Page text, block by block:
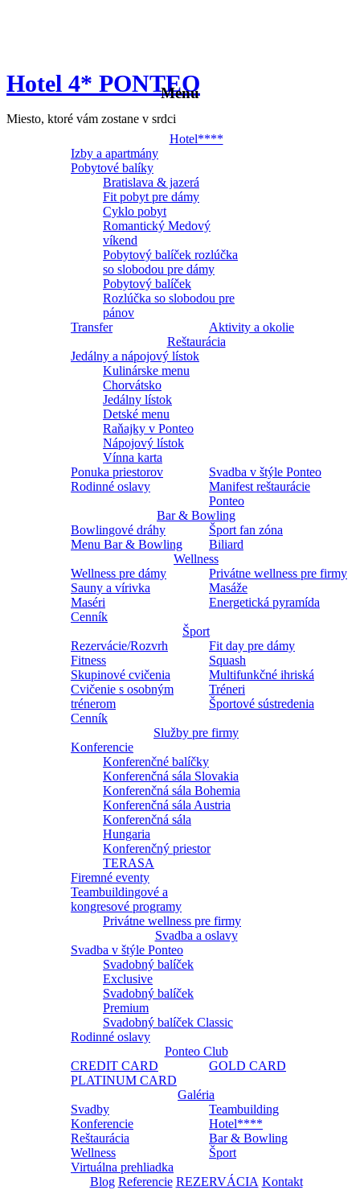
Hotel 4* PONTEO
Miesto, ktoré vám zostane v srdci
Menu
Hotel****
Izby a apartmány
Pobytové balíky
Bratislava & jazerá
Fit pobyt pre dámy
Cyklo pobyt
Romantický Medový
víkend
Pobytový balíček rozlúčka
so slobodou pre dámy
Pobytový balíček
Rozlúčka so slobodou pre
pánov
Transfer
Aktivity a okolie
Reštaurácia
Jedálny a nápojový lístok
Kulinárske menu
Chorvátsko
Jedálny lístok
Detské menu
Raňajky v Ponteo
Nápojový lístok
Vínna karta
Ponuka priestorov
Svadba v štýle Ponteo
Rodinné oslavy
Manifest reštaurácie
Ponteo
Bar & Bowling
Bowlingové dráhy
Šport fan zóna
Menu Bar & Bowling
Biliard
Wellness
Wellness pre dámy
Privátne wellness pre firmy
Sauny a vírivka
Masáže
Maséri
Energetická pyramída
Cenník
Šport
Rezervácie/Rozvrh
Fit day pre dámy
Fitness
Squash
Skupinové cvičenia
Multifunkčné ihriská
Cvičenie s osobným
trénerom
Tréneri
Športové sústredenia
Cenník
Služby pre firmy
Konferencie
Konferenčné balíčky
Konferenčná sála Slovakia
Konferenčná sála Bohemia
Konferenčná sála Austria
Konferenčná sála
Hungaria
Konferenčný priestor
TERASA
Firemné eventy
Teambuildingové a
kongresové programy
Privátne wellness pre firmy
Svadba a oslavy
Svadba v štýle Ponteo
Svadobný balíček
Exclusive
Svadobný balíček
Premium
Svadobný balíček Classic
Rodinné oslavy
Ponteo Club
CREDIT CARD
GOLD CARD
PLATINUM CARD
Galéria
Svadby
Teambuilding
Konferencie
Hotel****
Reštaurácia
Bar & Bowling
Wellness
Šport
Virtuálna prehliadka
Blog Referencie REZERVÁCIA Kontakt